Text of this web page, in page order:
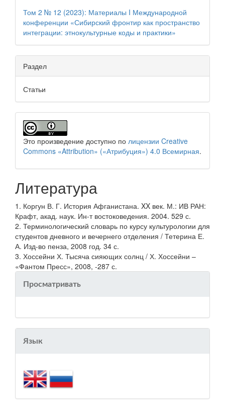
Том 2 № 12 (2023): Материалы I Международной
конференции «Сибирский фронтир как пространство
интеграции: этнокультурные коды и практики»
Раздел
Статьи
Это произведение доступно по лицензии Creative
Commons «Attribution» («Атрибуция») 4.0 Всемирная.
Литература
1. Коргун В. Г. История Афганистана. XX век. М.: ИВ РАН:
Крафт, акад. наук. Ин-т востоковедения. 2004. 529 с.
2. Терминологический словарь по курсу культурологии для
студентов дневного и вечернего отделения / Тетерина Е.
А. Изд-во пенза, 2008 год. 34 с.
3. Хоссейни Х. Тысяча сияющих солнц / Х. Хоссейни –
«Фантом Пресс», 2008, -287 с.
Просматривать
Язык